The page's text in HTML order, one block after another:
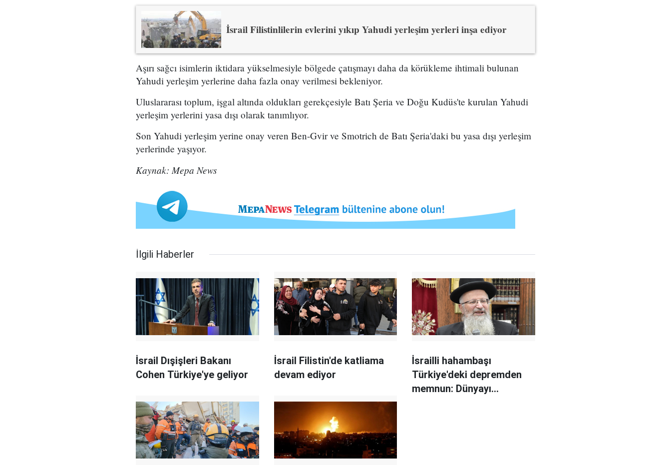
İsrail Filistinlilerin evlerini yıkıp Yahudi yerleşim yerleri inşa ediyor
Aşırı sağcı isimlerin iktidara yükselmesiyle bölgede çatışmayı daha da körükleme ihtimali bulunan
Yahudi yerleşim yerlerine daha fazla onay verilmesi bekleniyor.
Uluslararası toplum, işgal altında oldukları gerekçesiyle Batı Şeria ve Doğu Kudüs'te kurulan Yahudi
yerleşim yerlerini yasa dışı olarak tanımlıyor.
Son Yahudi yerleşim yerine onay veren Ben-Gvir ve Smotrich de Batı Şeria'daki bu yasa dışı yerleşim
yerlerinde yaşıyor.
Kaynak: Mepa News
İlgili Haberler
İsrail Dışişleri Bakanı
Cohen Türkiye'ye geliyor
İsrail Filistin'de katliama
devam ediyor
İsrailli hahambaşı
Türkiye'deki depremden
memnun: Dünyayı